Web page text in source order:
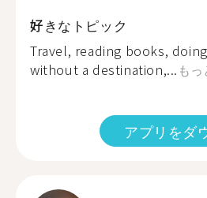
好きなトピック
Travel, reading books,
without a destination,... も
アプリをダ